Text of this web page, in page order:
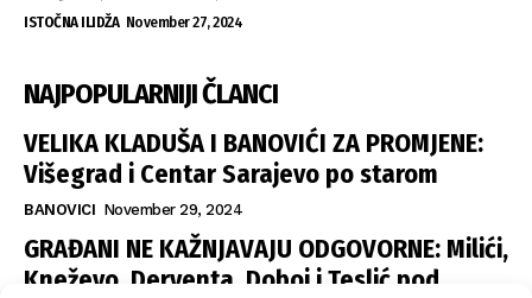
ISTOČNA ILIDŽA November 27, 2024
NAJPOPULARNIJI ČLANCI
VELIKA KLADUŠA I BANOVIĆI ZA PROMJENE:
Višegrad i Centar Sarajevo po starom
BANOVICI November 29, 2024
GRAĐANI NE KAŽNJAVAJU ODGOVORNE: Milići,
Kneževo, Derventa, Doboj i Teslić pod